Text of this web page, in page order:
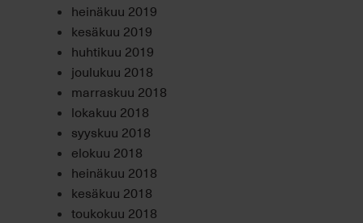
heinäkuu 2019
kesäkuu 2019
huhtikuu 2019
joulukuu 2018
marraskuu 2018
lokakuu 2018
syyskuu 2018
elokuu 2018
heinäkuu 2018
kesäkuu 2018
toukokuu 2018